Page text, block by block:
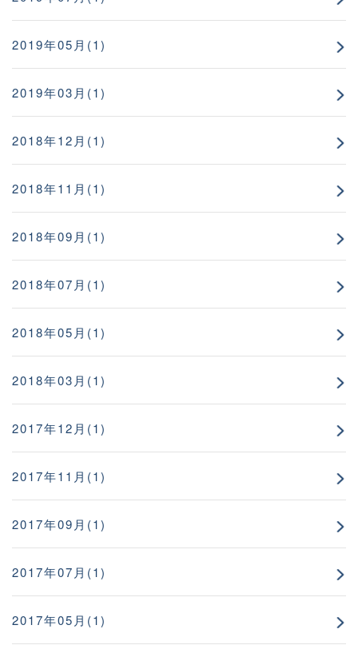
2019年05月(1)
2019年03月(1)
2018年12月(1)
2018年11月(1)
2018年09月(1)
2018年07月(1)
2018年05月(1)
2018年03月(1)
2017年12月(1)
2017年11月(1)
2017年09月(1)
2017年07月(1)
2017年05月(1)